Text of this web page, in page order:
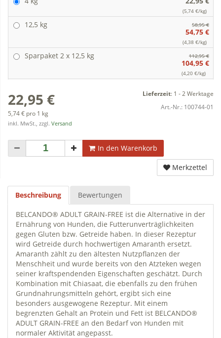
(5,74 €/kg)
12,5 kg 58,95 €
54,75 €
(4,38 €/kg)
Sparpaket 2 x 12,5 kg 112,95 €
104,95 €
(4,20 €/kg)
22,95 €
5,74 € pro 1 kg
inkl. MwSt., zzgl. Versand
Lieferzeit: 1 - 2 Werktage
Art.-Nr.: 100744-01
In den Warenkorb
Merkzettel
Beschreibung Bewertungen
BELCANDO® ADULT GRAIN-FREE ist die Alternative in der
Ernährung von Hunden, die Futterunverträglichkeiten
gegen Gluten bzw. Getreide haben. In dieser Rezeptur
wird Getreide durch hochwertigen Amaranth ersetzt.
Amaranth zählt zu den ältesten Nutzpflanzen der
Menschheit und wurde bereits von den Atzteken wegen
seiner kraftspendenden Eigenschaften geschätzt. Durch
Kombination mit Chiasaat, die ebenfalls zu den frühen
Grundnahrungsmitteln gehört, ergibt sich eine
besonders ausgewogene Rezeptur. Mit einem
begrenzten Gehalt an Protein und Fett ist BELCANDO®
ADULT GRAIN-FREE an den Bedarf von Hunden mit
normaler Aktivität angepasst.